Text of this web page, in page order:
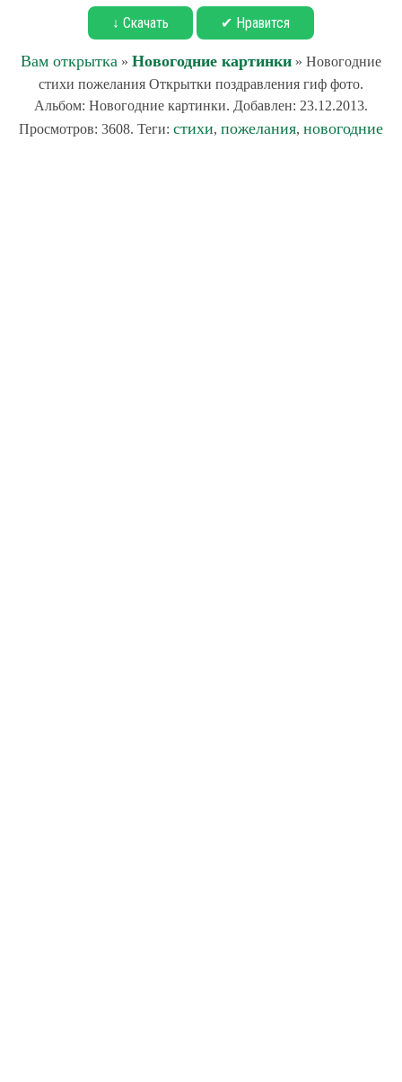
↓ Скачать ✔ Нравится
Вам открытка » Новогодние картинки » Новогодние
стихи пожелания Открытки поздравления гиф фото.
Альбом: Новогодние картинки. Добавлен: 23.12.2013.
Просмотров: 3608. Теги: стихи, пожелания, новогодние